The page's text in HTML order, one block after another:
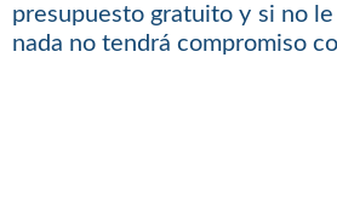
presupuesto gratuito y si no
nada no tendrá compromiso